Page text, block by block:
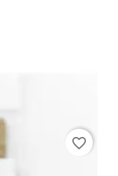
favorite_border